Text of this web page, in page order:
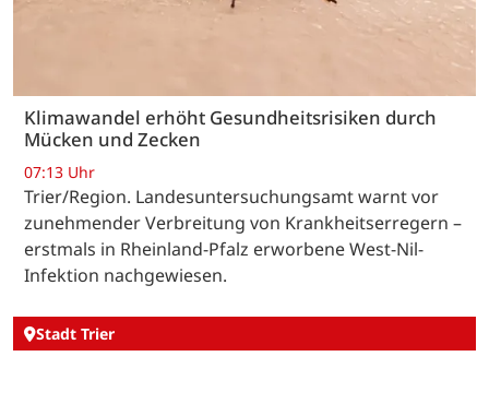
Klimawandel erhöht Gesundheitsrisiken durch
Mücken und Zecken
07:13 Uhr
Trier/Region. Landesuntersuchungsamt warnt vor
zunehmender Verbreitung von Krankheitserregern –
erstmals in Rheinland-Pfalz erworbene West-Nil-
Infektion nachgewiesen.
Stadt Trier